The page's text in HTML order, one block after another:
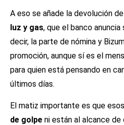
A eso se añade la devolución
luz y gas, que el banco
decir, la parte de nómina y
promoción, aunque sí es el
para quien está pensando en
últimos días.
El matiz importante es que esos
de golpe ni están al alcance de